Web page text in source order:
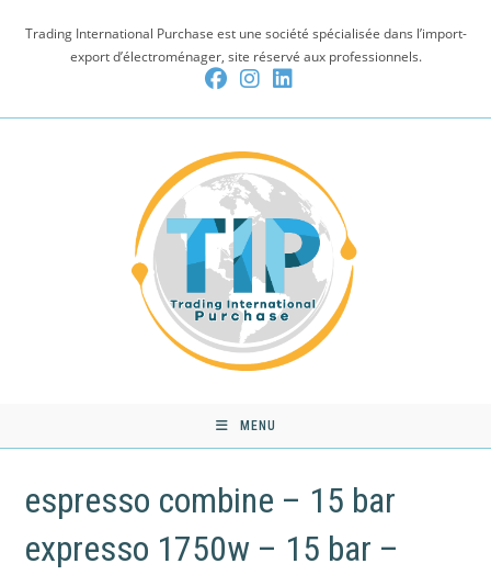
Trading International Purchase est une société spécialisée dans l’import-
export d’électroménager, site réservé aux professionnels.
MENU
espresso combine – 15 bar
expresso 1750w – 15 bar –